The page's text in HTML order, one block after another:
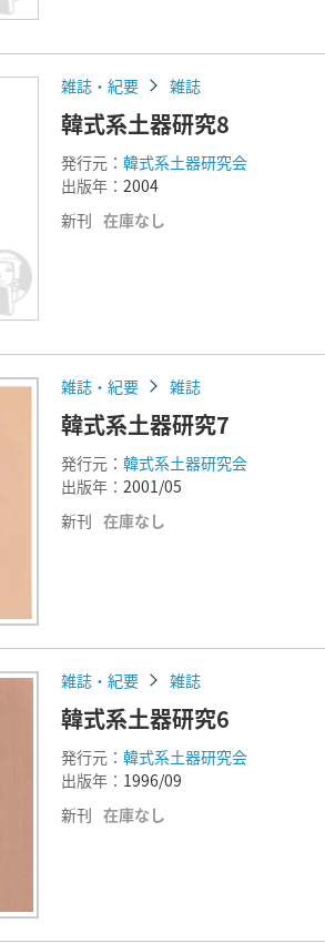
雑誌・紀要 雑誌
韓式系土器研究8
発行元： 韓式系土器研究会
出版年： 2004
新刊 在庫なし
雑誌・紀要 雑誌
韓式系土器研究7
発行元： 韓式系土器研究会
出版年： 2001/05
新刊 在庫なし
雑誌・紀要 雑誌
韓式系土器研究6
発行元： 韓式系土器研究会
出版年： 1996/09
新刊 在庫なし